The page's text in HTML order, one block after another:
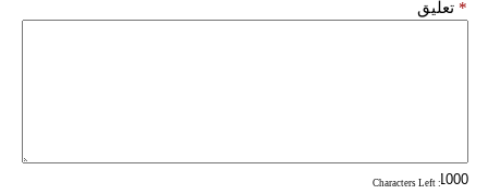
تعليق *
: Characters Left